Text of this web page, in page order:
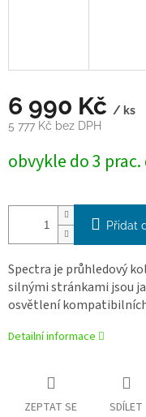
6 990 Kč / ks
5 777 Kč bez DPH
cena:
obvykle do 3
Přidat
Spectra je průhledový
silnými stránkami jsou
osvětlení
Detailní informace
ZEPTAT SE SDÍLET